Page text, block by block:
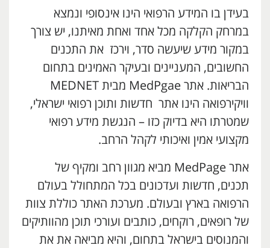
בעידן בו המידע הרפואי הינו אינסופי ונמצא
במרחק הקלקה מכל אחד ואחת מאיתנו, יש צורך
במקור מידע שיעשה סדר, וירכז את התכנים
החשובים, המעניינים ובעיקר האמינים בתחום
הבריאות. אתר MedPgae מבית MEDNET
וויקירפואה הינו אתר חדשות ותוכן רפואי ישראלי,
שמטרתו היא בדיוק כזו – הנגשת מידע רפואי
מקצועי אמין ואיכותי לקהל הרחב.
אתר MedPage מביא מגוון רחב ומקיף של
תכנים, חדשות ועדכונים בכל המתחולל בעולם
הרפואה בארץ ובעולם. מערכת האתר כוללת צוות
של רופאים, רוקחים, כותבים ועורכי תוכן מהוותיקים
והמנוסים בישראל בתחום, והיא מביאה את את